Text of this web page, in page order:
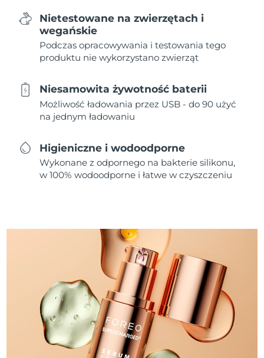
Nietestowane na zwierzętach i
wegańskie
Podczas opracowywania i testowania tego
produktu nie wykorzystano zwierząt
Niesamowita żywotność baterii
Możliwość ładowania przez USB - do 90 użyć
na jednym ładowaniu
Higieniczne i wodoodporne
Wykonane z odpornego na bakterie silikonu,
w 100% wodoodporne i łatwe w czyszczeniu